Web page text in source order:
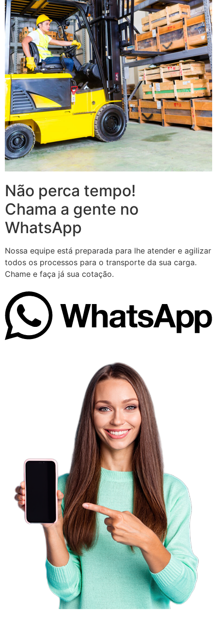
Não perca tempo!
Chama a gente no
WhatsApp
Nossa equipe está preparada para lhe atender e agilizar
todos os processos para o transporte da sua carga.
Chame e faça já sua cotação.